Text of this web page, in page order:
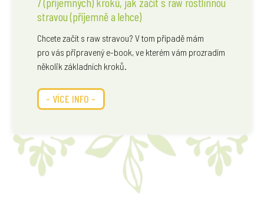
stravou (příjemně a lehce)
Chcete začít s raw stravou? V tom případě mám
pro vás připravený e-book, ve kterém vám prozradím
několik základních kroků.
- VÍCE INFO -